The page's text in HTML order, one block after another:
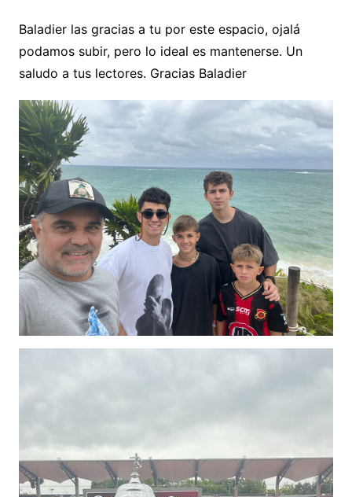
Baladier las gracias a tu por este espacio, ojalá
podamos subir, pero lo ideal es mantenerse. Un
saludo a tus lectores. Gracias Baladier